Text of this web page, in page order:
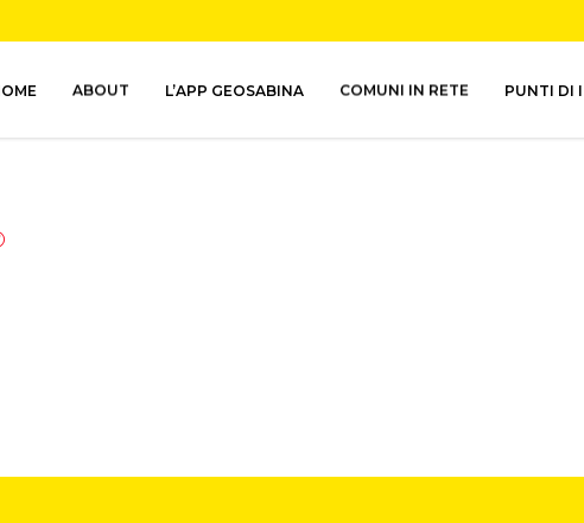
ABOUT L’APP GEOSABINA COMUNI IN RETE PUNTI DI